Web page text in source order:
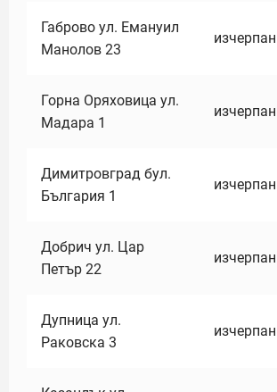
Габрово ул. Емануил
Манолов 23
изчерпан
Горна Оряховица ул.
Мадара 1
изчерпан
Димитровград бул.
България 1
изчерпан
Добрич ул. Цар
Петър 22
изчерпан
Дупница ул.
Раковска 3
изчерпан